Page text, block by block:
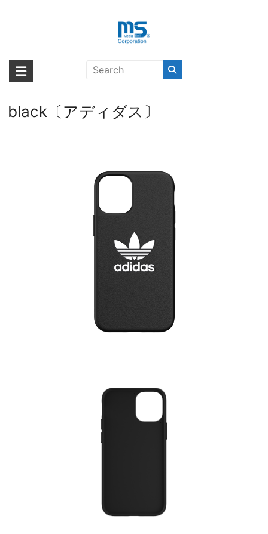
海外輸入ブランド商品｜株式会社
海外事業部が取り揃えている海外輸入商品には、日本では珍しい「海外ブ
ランド」をはじめ「ユニークな商品」「機能的な商品」「コストパフォー
Select] adidas Originals iCONIC
black〔アディダス〕